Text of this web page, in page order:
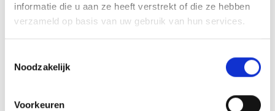
informatie die u aan ze heeft verstrekt of die ze hebben
verzameld op basis van uw gebruik van hun services.
Noodzakelijk
Voorkeuren
MEER INFORMATIE